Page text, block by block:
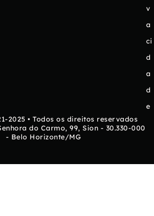
v
a
ci
d
a
d
e
2025 • Todos os direitos reservados
do Carmo, 99, Sion - 30.330-000
- Belo Horizonte/MG